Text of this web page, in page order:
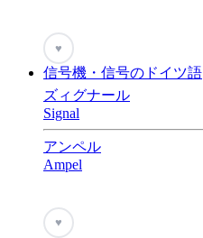
♥
信号機・信号のドイツ語
ズィグナール
Signal
アンペル
Ampel
♥